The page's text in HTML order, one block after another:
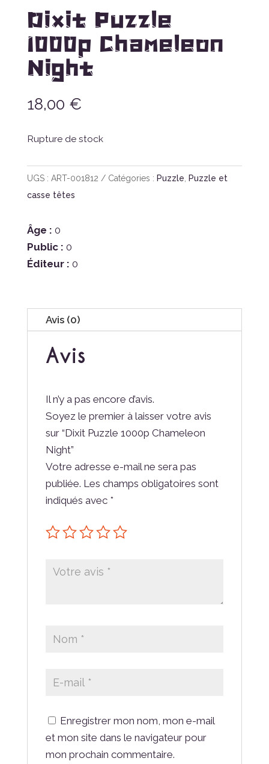
Dixit Puzzle
1000p Chameleon
Night
18,00 €
Rupture de stock
UGS : ART-001812 Catégories : Puzzle, Puzzle et
casse têtes
Âge : 0
Public : 0
Éditeur : 0
Avis (0)
Avis
Il n’y a pas encore d’avis.
Soyez le premier à laisser votre avis
sur “Dixit Puzzle 1000p Chameleon
Night”
Votre adresse e-mail ne sera pas
publiée. Les champs obligatoires sont
indiqués avec *
Enregistrer mon nom, mon e-mail
et mon site dans le navigateur pour
mon prochain commentaire.